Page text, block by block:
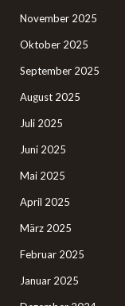
November 2025
Oktober 2025
September 2025
August 2025
Juli 2025
Juni 2025
Mai 2025
April 2025
März 2025
Februar 2025
Januar 2025